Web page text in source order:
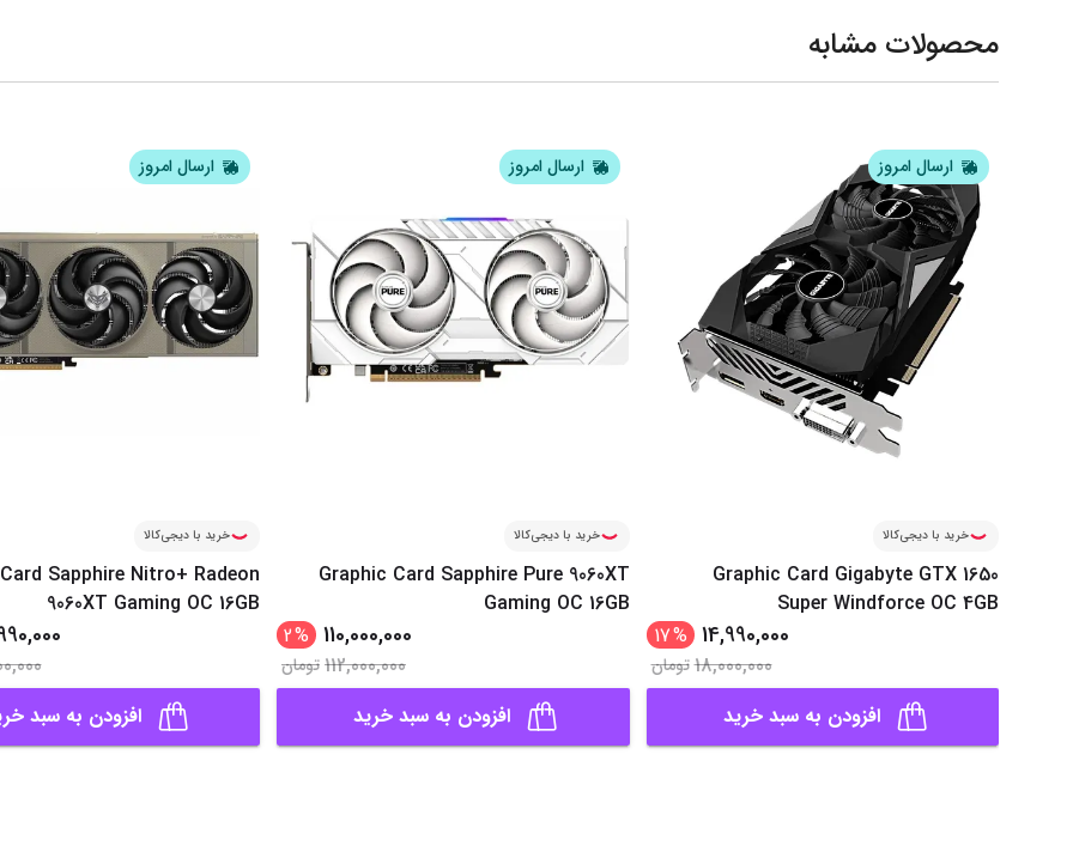
محصولات مشابه
ارسال امروز
خرید با دیجی‌کالا
Graphic Card Gigabyte GTX 1650
Super Windforce OC 4GB
14,990,000
%
17
18,000,000تومان
افزودن به سبد خرید
ارسال امروز
خرید با دیجی‌کالا
Graphic Card Sapphire Pure 9060XT
Gaming OC 16GB
110,000,000
%
2
112,000,000تومان
افزودن به سبد خرید
ارسال امروز
خرید با دیجی‌کالا
Sapphire Nitro+ Radeon
9060XT Gaming OC 16GB
افزودن به سبد